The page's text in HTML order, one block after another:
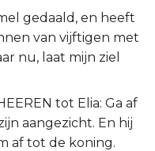
gedaald, en heeft
van vijftigen met
nu, laat mijn ziel
tot Elia: Ga af
aangezicht. En hij
af tot de koning.